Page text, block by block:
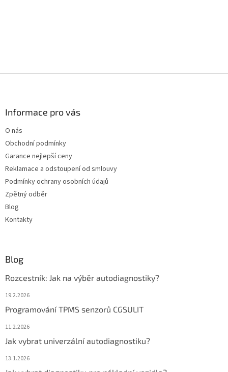
Informace pro vás
O nás
Obchodní podmínky
Garance nejlepší ceny
Reklamace a odstoupení od smlouvy
Podmínky ochrany osobních údajů
Zpětný odběr
Blog
Kontakty
Blog
Rozcestník: Jak na výběr autodiagnostiky?
19.2.2026
Programování TPMS senzorů CGSULIT
11.2.2026
Jak vybrat univerzální autodiagnostiku?
13.1.2026